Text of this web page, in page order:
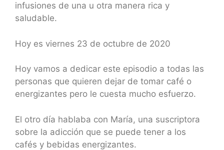
infusiones de una u otra manera rica y
saludable.
Hoy es viernes 23 de octubre de 2020
Hoy vamos a dedicar este episodio a todas las
personas que quieren dejar de tomar café o
energizantes pero le cuesta mucho esfuerzo.
El otro día hablaba con María, una suscriptora
sobre la adicción que se puede tener a los
cafés y bebidas energizantes.